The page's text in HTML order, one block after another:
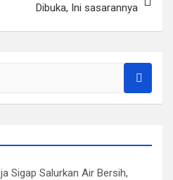
Dibuka, Ini sasarannya
Sigap Salurkan Air Bersih,